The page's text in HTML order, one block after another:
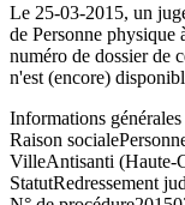
Le 25-03-2015, un
de Personne physique
numéro de dossier de
n'est (encore)
Informations générales
Raison sociale
VilleAntisanti (Haute-
StatutRedressement